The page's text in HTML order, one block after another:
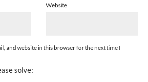
Website
and website in this browser for the next time I
solve: